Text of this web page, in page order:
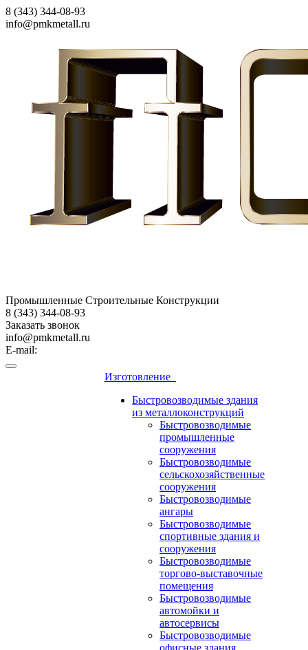
8 (343) 344-08-93
info@pmkmetall.ru
Промышленные Строительные Конструкции
8 (343) 344-08-93
Заказать звонок
info@pmkmetall.ru
E-mail:
Изготовление
Быстровозводимые здания
из металлоконструкций
Быстровозводимые
промышленные
сооружения
Быстровозводимые
сельскохозяйственные
сооружения
Быстровозводимые
ангары
Быстровозводимые
спортивные здания и
сооружения
Быстровозводимые
торгово-выставочные
помещения
Быстровозводимые
автомойки и
автосервисы
Быстровозводимые
офисные здания